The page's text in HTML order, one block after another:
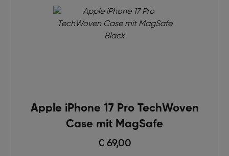
Apple iPhone 17 Pro TechWoven
Case mit MagSafe
€ 69,00